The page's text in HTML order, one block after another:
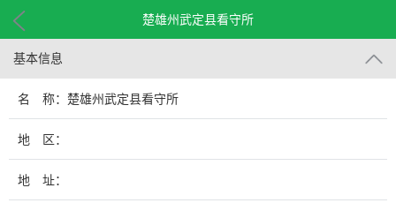
楚雄州武定县看守所
基本信息
名 称：楚雄州武定县看守所
地 区：
地 址：